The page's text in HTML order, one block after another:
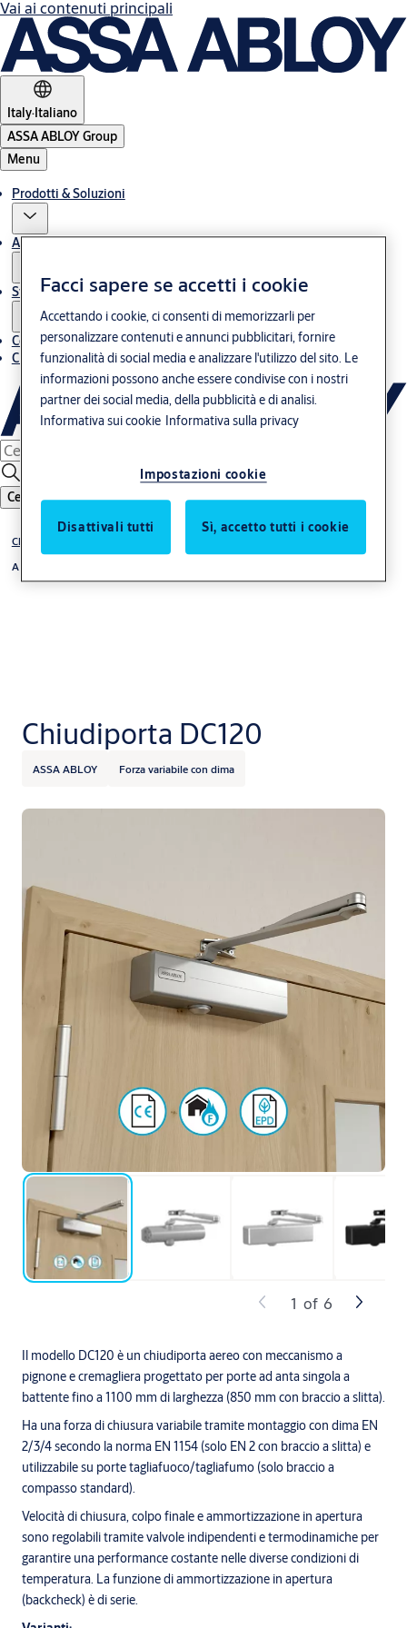
Vai ai contenuti principali
Italy·Italiano
ASSA ABLOY Group
Menu
Prodotti & Soluzioni
Assistenza post-vendita
Storie
Contatti
Chi siamo
Cerca
Chiudiporta aerei
A pignone e cremagliera
Chiudiporta DC120
ASSA ABLOY Forza variabile con dima
Il modello DC120 è un chiudiporta aereo con meccanismo a
pignone e cremagliera progettato per porte ad anta singola a
battente fino a 1100 mm di larghezza (850 mm con braccio a slitta).
Ha una forza di chiusura variabile tramite montaggio con dima EN
2/3/4 secondo la norma EN 1154 (solo EN 2 con braccio a slitta) e
utilizzabile su porte tagliafuoco/tagliafumo (solo braccio a
compasso standard).
Velocità di chiusura, colpo finale e ammortizzazione in apertura
sono regolabili tramite valvole indipendenti e termodinamiche per
garantire una performance costante nelle diverse condizioni di
temperatura. La funzione di ammortizzazione in apertura
(backcheck) è di serie.
1 of 6
Facci sapere se accetti i cookie
Accettando i cookie, ci consenti di memorizzarli per
personalizzare contenuti e annunci pubblicitari, fornire
funzionalità di social media e analizzare l'utilizzo del sito. Le
informazioni possono anche essere condivise con i nostri
partner dei social media, della pubblicità e di analisi.
Informativa sui cookie Informativa sulla privacy
Impostazioni cookie
Disattivali tutti Sì, accetto tutti i cookie